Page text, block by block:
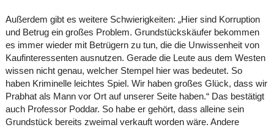
Außerdem gibt es weitere Schwierigkeiten: „Hier sind Korruption
und Betrug ein großes Problem. Grundstückskäufer bekommen
es immer wieder mit Betrügern zu tun, die die Unwissenheit von
Kaufinteressenten ausnutzen. Gerade die Leute aus dem Westen
wissen nicht genau, welcher Stempel hier was bedeutet. So
haben Kriminelle leichtes Spiel. Wir haben großes Glück, dass wir
Prabhat als Mann vor Ort auf unserer Seite haben.“ Das bestätigt
auch Professor Poddar. So habe er gehört, dass alleine sein
Grundstück bereits zweimal verkauft worden wäre. Andere